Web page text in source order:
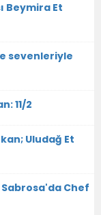
Beymira Et
sevenleriyle
11/2
Uludağ Et
Chef